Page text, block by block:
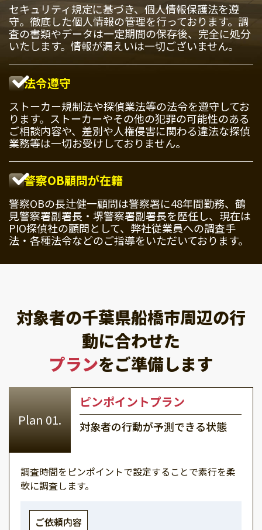
セキュリティ規定に基づき、個人情報保護法を遵
守。徹底した個人情報の管理を行っております。調
査の書類やデータは一定期間の保存後、完全に処分
いたします。情報が漏えいは一切ございません。
法令遵守
ストーカー規制法や探偵業法等の法令を遵守してお
ります。ストーカーやその他の犯罪の可能性のある
ご相談内容や、差別や人権侵害に関わる違法な探偵
業務等は一切お受けしておりません。
警察OB顧問が在籍
警察OBの長辻健一顧問は警察署に48年間勤務、鶴
見警察署副署長・堺警察署副署長を歴任し、現在は
PIO探偵社の顧問として、弊社従業員への調査手
法・各種法令などのご指導をいただいております。
対象者の千葉県船橋市周辺の行
動に合わせた
プランをご準備します
ピンポイントプラン
対象者の行動が予測できる状態
調査時間をピンポイントで設定することで素行を柔
軟に調査します。
ご依頼内容